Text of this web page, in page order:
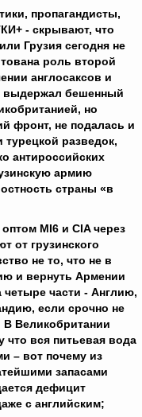
пропагандисты,
- скрывают, что
Грузия сегодня не
роль второй
англосаксов и
выдержал бешенный
но
фронт, не подалась и
разведок,
антироссийских
армию
страны «в
оптом MI6 и CIAчерез
от грузинского
не то, что не в
и вернуть Армении
четыре части - Англию,
если срочно не
В Великобритании
вся питьевая вода
– вот почему из
запасами
дефицит
с английским;